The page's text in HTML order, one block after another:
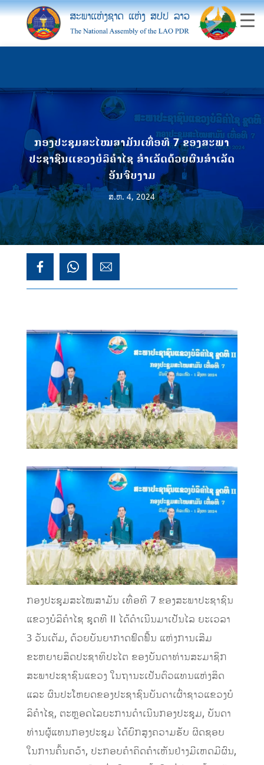
ກອງປະຊຸມສະໄໝສາມັນເທື່ຶອທີ 7 ຂອງສະພາ
ປະຊາຊົນແຂວງບໍລິຄໍາໄຊ ສໍາເລັດດ້ວຍຜົນສໍາເລັດ
ອັນຈົບງາມ
ສ.ຫ. 4, 2024
ກອງປະຊຸມສະໄໝສາມັນ ເທື່ອທີ 7 ຂອງສະພາປະຊາຊົນ
ແຂວງບໍລິຄໍາໄຊ ຊຸດທີ II ໄດ້ດຳເນີນມາເປັນໄລ ຍະເວລາ
3 ວັນເຕັມ, ດ້ວຍບັນຍາກາດຟົດຟື້ນ ແຫ່ງການເສີມ
ຂະຫຍາຍສິດປະຊາທິປະໄຕ ຂອງບັນດາທ່ານສະມາຊິກ
ສະພາປະຊາຊົນແຂວງ ໃນຖານະເປັນຕົວແທນແຫ່ງສິດ
ແລະ ຜົນປະໂຫຍດຂອງປະຊາຊົນບັນດາເຜົ່າຊາວແຂວງບໍ
ລິຄຳໄຊ, ຕະຫຼອດໄລຍະການດໍາເນີນກອງປະຊຸມ, ບັນດາ
ທ່ານຜູ້ແທນກອງປະຊຸມ ໄດ້ຍົກສູງຄວາມຮັບ ຜິດຊອບ
ໃນການຄົ້ນຄວ້າ, ປະກອບຄໍາຄິດຄໍາເຫັນຢ່າງມີເຫດມີຜົນ,